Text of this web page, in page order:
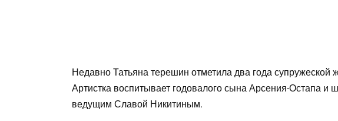
Недавно Татьяна терешин отметила два года
Артистка воспитывает годовалого сына Арсения-Остапа и
ведущим Славой Никитиным.